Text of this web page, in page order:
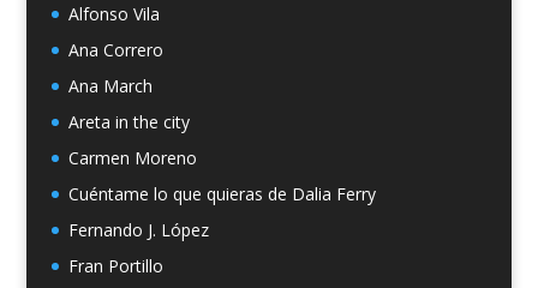
Alfonso Vila
Ana Correro
Ana March
Areta in the city
Carmen Moreno
Cuéntame lo que quieras de Dalia Ferry
Fernando J. López
Fran Portillo